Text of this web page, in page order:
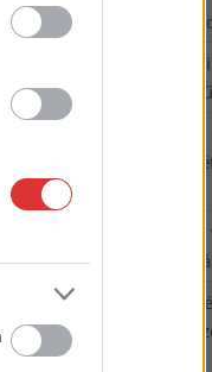
hőség jön, akár 38
Közzétették a
fák többsége
A MÚOSZ
Borsod24 és a
szennyezéséről
Tánccal, zeneszóval
Jászberény, indul a
Meghosszabbított
vízkorlátozások, a
klíma